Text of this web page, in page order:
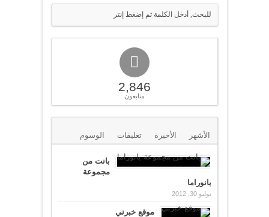
2,846
متابعون
الأشهر الأخيرة تعليقات الوسوم
بانت من
مجموعة
بانوراما
يوليو 30, 2012
موقع خبرني